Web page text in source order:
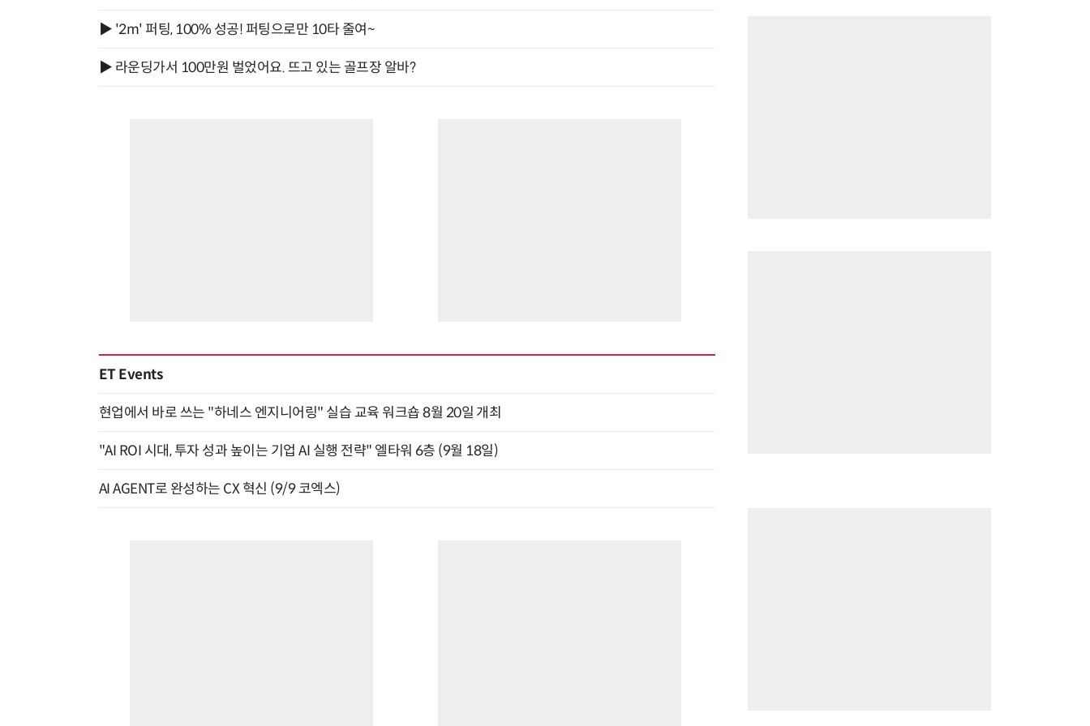
▶ '2m' 퍼팅, 100% 성공! 퍼팅으로만 10타 줄여~
▶ 라운딩가서 100만원 벌었어요. 뜨고 있는 골프장 알바?
ET Events
현업에서 바로 쓰는 "하네스 엔지니어링" 실습 교육 워크숍 8월 20일 개최
"AI ROI 시대, 투자 성과 높이는 기업 AI 실행 전략" 엘타워 6층 (9월 18일)
AI AGENT로 완성하는 CX 혁신 (9/9 코엑스)